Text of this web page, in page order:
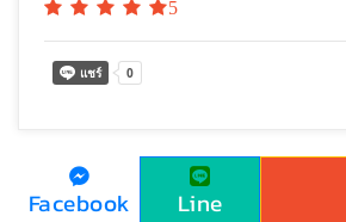
5
Facebook Line